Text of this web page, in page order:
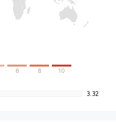
6 8 10
3.32